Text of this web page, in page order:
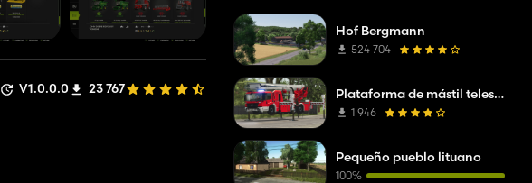
V1.0.0.0 23 767
Hof Bergmann
524 704
Plataforma de mástil telescópico Mercedes Benz Econic WISS
1 946
Pequeño pueblo lituano
100%